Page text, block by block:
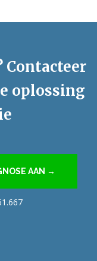
Contacteer
oplossing
AAN →